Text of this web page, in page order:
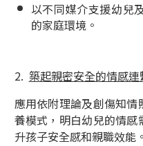
以不同媒介支援幼兒
的家庭環境。
2. 築起親密安全的情感連
應用依附理論及創傷知
養模式，明白幼兒的情
升孩子安全感和親職效能。